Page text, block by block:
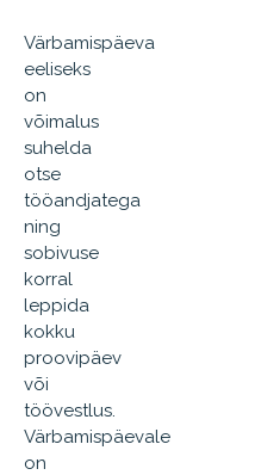
Värbamispäeva
eeliseks
on
võimalus
suhelda
otse
tööandjatega
ning
sobivuse
korral
leppida
kokku
proovipäev
või
töövestlus.
Värbamispäevale
on